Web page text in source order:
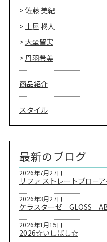
佐藤 美紀
土屋 柊人
大埜留実
丹羽希美
商品紹介
スタイル
最新のブログ
リファ ストレートブロー
2026年7月27日
ケラスターゼ GLOSS
2026年3月27日
2026☆いしばし☆
2026年1月15日